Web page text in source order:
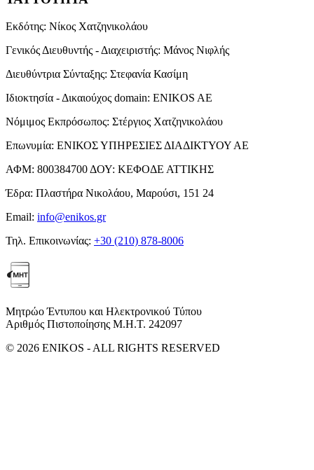
Εκδότης: Νίκος Χατζηνικολάου
Γενικός Διευθυντής - Διαχειριστής: Μάνος Νιφλής
Διευθύντρια Σύνταξης: Στεφανία Κασίμη
Ιδιοκτησία - Δικαιούχος domain: ENIKOS AE
Νόμιμος Εκπρόσωπος: Στέργιος Χατζηνικολάου
Επωνυμία: ΕΝΙΚΟΣ ΥΠΗΡΕΣΙΕΣ ΔΙΑΔΙΚΤΥΟΥ ΑΕ
ΑΦΜ: 800384700 ΔΟΥ: ΚΕΦΟΔΕ ΑΤΤΙΚΗΣ
Έδρα: Πλαστήρα Νικολάου, Μαρούσι, 151 24
Email: info@enikos.gr
Τηλ. Επικοινωνίας: +30 (210) 878-8006
Μητρώο Έντυπου και Ηλεκτρονικού Τύπου
Αριθμός Πιστοποίησης Μ.Η.Τ. 242097
© 2026 ENIKOS - ALL RIGHTS RESERVED